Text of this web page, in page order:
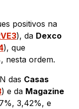
positivos na
), da Dexco
), que
nesta ordem.
das Casas
) e da Magazine
3,42%, e